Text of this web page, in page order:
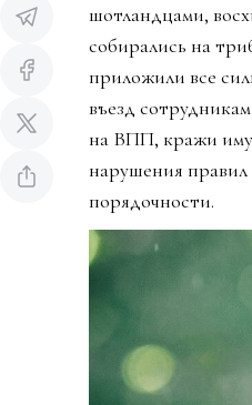
шотландцами,
собирались на
приложили все
въезд
на ВПП, кражи
нарушения правил
порядочности.